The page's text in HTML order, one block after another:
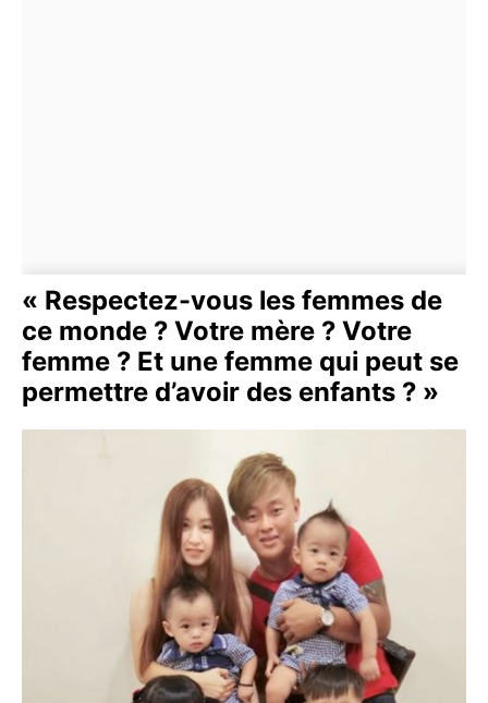
« Respectez-vous les femmes de
ce monde ? Votre mère ? Votre
femme ? Et une femme qui peut se
permettre d’avoir des enfants ? »